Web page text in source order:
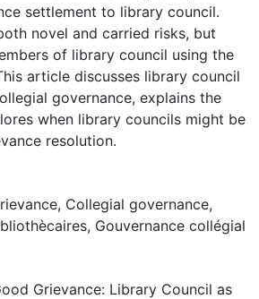
settlement to library council.
novel and carried risks, but
of library council using the
article discusses library council
governance, explains the
when library councils might be
resolution.
, Collegial governance,
, Gouvernance collégial
Grievance: Library Council as